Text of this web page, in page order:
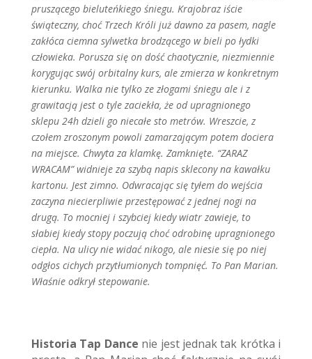
pruszącego bieluteńkiego śniegu. Krajobraz iście
świąteczny, choć Trzech Króli już dawno za pasem, nagle
zakłóca ciemna sylwetka brodzącego w bieli po łydki
człowieka. Porusza się on dość chaotycznie, niezmiennie
korygując swój orbitalny kurs, ale zmierza w konkretnym
kierunku. Walka nie tylko ze złogami śniegu ale i z
grawitacją jest o tyle zaciekła, że od upragnionego
sklepu 24h dzieli go niecałe sto metrów. Wreszcie, z
czołem zroszonym powoli zamarzającym potem dociera
na miejsce. Chwyta za klamkę. Zamknięte. “ZARAZ
WRACAM” widnieje za szybą napis sklecony na kawałku
kartonu. Jest zimno. Odwracając się tyłem do wejścia
zaczyna niecierpliwie przestępować z jednej nogi na
drugą. To mocniej i szybciej kiedy wiatr zawieje, to
słabiej kiedy stopy poczują choć odrobinę upragnionego
ciepła. Na ulicy nie widać nikogo, ale niesie się po niej
odgłos cichych przytłumionych tompnięć. To Pan Marian.
Właśnie odkrył stepowanie.
Historia Tap Dance nie jest jednak tak krótka i